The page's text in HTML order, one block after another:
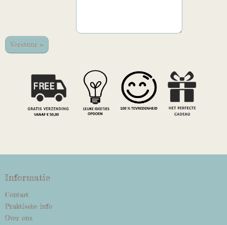
Verstuur »
Informatie
Contact
Praktische info
Over ons